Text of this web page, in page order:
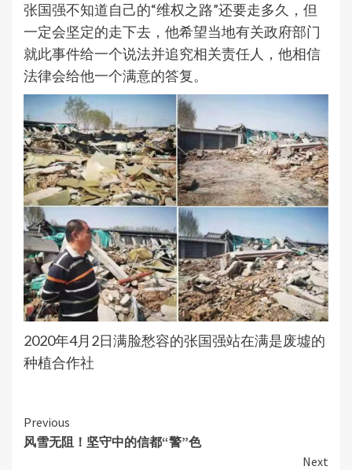
张国强不知道自己的“维权之路”还要走多久，但
一定会坚定的走下去，他希望当地有关政府部门
就此事件给一个说法并追究相关责任人，他相信
法律会给他一个满意的答复。
2020年4月2日满脸愁容的张国强站在满是废墟的
种植合作社
Continue
Reading
Previous
风雪无阻！坚守中的信都“警”色
Next